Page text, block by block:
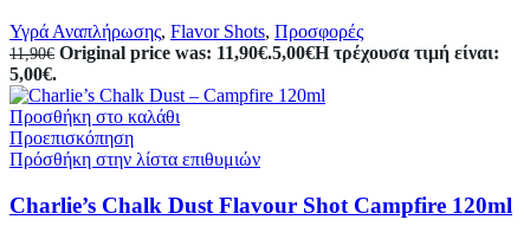
Υγρά Αναπλήρωσης, Flavor Shots, Προσφορές
11,90€ Original price was: 11,90€.5,00€Η τρέχουσα τιμή είναι:
5,00€.
Προσθήκη στο καλάθι
Προεπισκόπηση
Πρόσθήκη στην λίστα επιθυμιών
Charlie’s Chalk Dust Flavour Shot Campfire 120ml